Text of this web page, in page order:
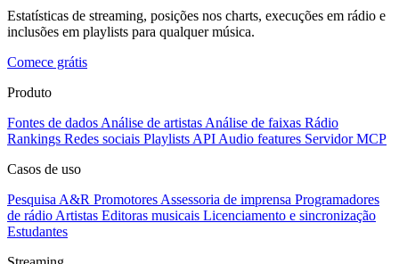
Estatísticas de streaming, posições nos charts, execuções em rádio e
inclusões em playlists para qualquer música.
Comece grátis
Produto
Fontes de dados Análise de artistas Análise de faixas Rádio
Rankings Redes sociais Playlists API Audio features Servidor MCP
Casos de uso
Pesquisa A&R Promotores Assessoria de imprensa Programadores
de rádio Artistas Editoras musicais Licenciamento e sincronização
Estudantes